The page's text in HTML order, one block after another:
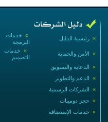
» خدمات
البرمجة
» رئيسية الدليل
» خدمات
التصميم
» الأمن والحماية
» الدعاية والتسويق
» الدعم والتطوير
» الشركات الرسمية
» حجز دومينات
» خدمات الإستضافة